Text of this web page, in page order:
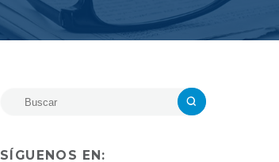
SÍGUENOS EN: